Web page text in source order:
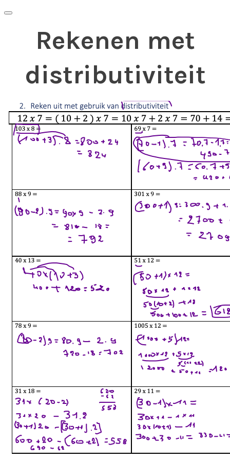
Rekenen met
distributiviteit